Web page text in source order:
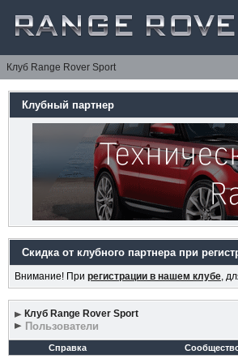
Клуб Range Rover Sport
Клубный партнер
Скидка от клубного партнера при
Внимание! При регистрации в нашем клубе,
Клуб Range Rover Sport
Пользователи
Справка